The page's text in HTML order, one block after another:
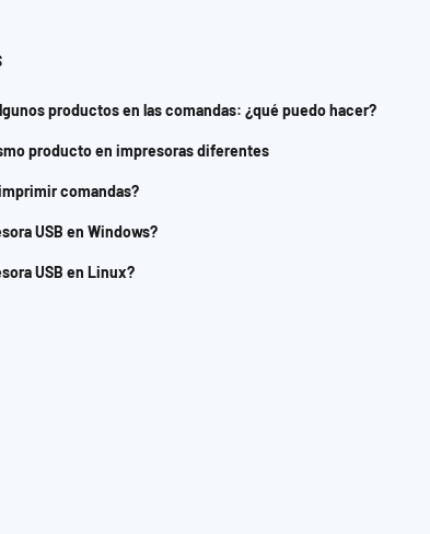
productos en las comandas: ¿qué puedo hacer?
producto en impresoras diferentes
comandas?
USB en Windows?
USB en Linux?